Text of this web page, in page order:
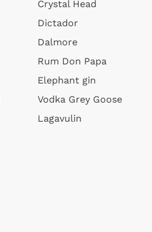
Crystal Head
Dictador
Dalmore
Rum Don Papa
Elephant gin
Vodka Grey Goose
Lagavulin